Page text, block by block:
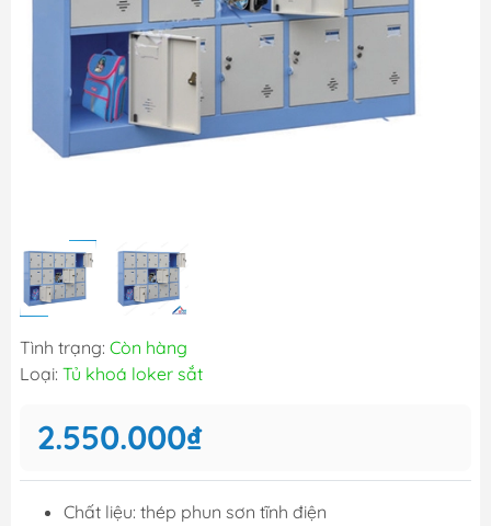
Tình trạng: Còn hàng
Loại: Tủ khoá loker sắt
2.550.000₫
Chất liệu: thép phun sơn tĩnh điện